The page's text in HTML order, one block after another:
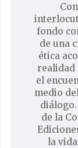
fondo
de una
ética
realidad
el
medio
de la
la